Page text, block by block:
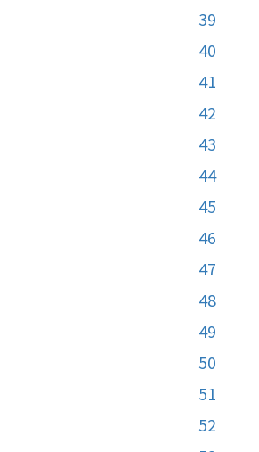
39
40
41
42
43
44
45
46
47
48
49
50
51
52